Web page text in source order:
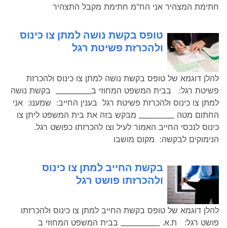
חתימת המצהיר אני הח"מ חתימת מקבל התצהיר
טופס בקשת נושה למתן צו כינוס
ולהכרזת פשיטת רגל
להלן דוגמא של טופס בקשת נושה למתן צו כינוס ולהכרזת
פשיטת רגל: בבית המשפט המחוזי ב__________ בקשת נושה
למתן צו כינוס ולהכרזת פשיטת רגל בענין החייב: שמענו: אני
החתום מטה __________ מבקש בזה את בית המשפט ליתן צו
כינוס לנכסי החייב האמור לעיל וצו להכרזתו כפושט רגל.
הנימוקים לבקשה: מקום מושבו
בקשת החייב למתן צו כינוס
ולהכרזתו פושט רגל
להלן דוגמא של טופס בקשת החייב למתן צו כינוס ולהכרזתו
פושט רגל: ת.א. ___________ בבית המשפט המחוזי ב